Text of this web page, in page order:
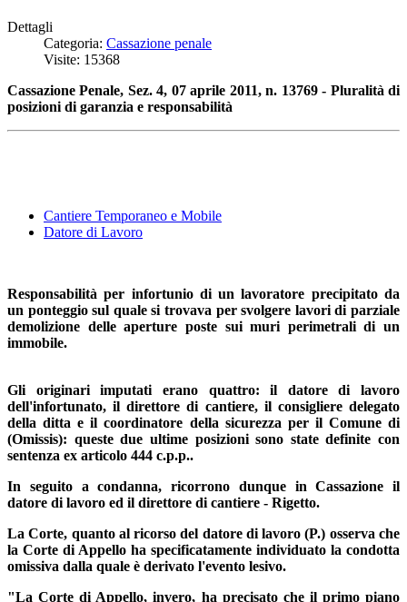
Dettagli
Categoria: Cassazione penale
Visite: 15368
Cassazione Penale, Sez. 4, 07 aprile 2011, n. 13769 - Pluralità di
posizioni di garanzia e responsabilità
Cantiere Temporaneo e Mobile
Datore di Lavoro
Responsabilità per infortunio di un lavoratore precipitato da
un ponteggio sul quale si trovava per svolgere lavori di parziale
demolizione delle aperture poste sui muri perimetrali di un
immobile.
Gli originari imputati erano quattro: il datore di lavoro
dell'infortunato, il direttore di cantiere, il consigliere delegato
della ditta e il coordinatore della sicurezza per il Comune di
(Omissis): queste due ultime posizioni sono state definite con
sentenza ex articolo 444 c.p.p..
In seguito a condanna, ricorrono dunque in Cassazione il
datore di lavoro ed il direttore di cantiere - Rigetto.
La Corte, quanto al ricorso del datore di lavoro (P.) osserva che
la Corte di Appello ha specificatamente individuato la condotta
omissiva dalla quale è derivato l'evento lesivo.
"La Corte di Appello, invero, ha precisato che il primo piano